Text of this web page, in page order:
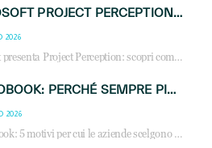
MICROSOFT PROJECT PERCEPTION: COME GLI AGENTI AI CAMBIERANNO SOC, CYBERSECURITY E SERVIZI MSP
2026
Microsoft presenta Project Perception: scopri come gli agenti AI possono trasformare cybersecurity, SOC e servizi gestiti degli MSP.
HP PROBOOK: PERCHÉ SEMPRE PIÙ AZIENDE SCELGONO NOTEBOOK PROGETTATI PER IL LAVORO MODERNO
2026
HP ProBook: 5 motivi per cui le aziende scelgono i notebook business HP per migliorare produttività, sicurezza e gestione dell’AI.